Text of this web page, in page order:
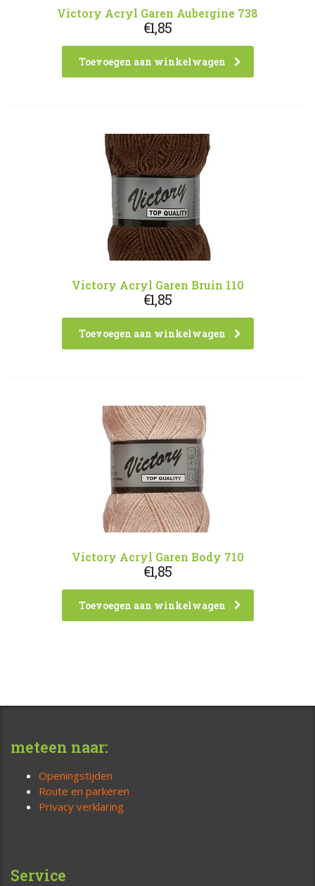
Victory Acryl Garen Aubergine 738
€1,85
Toevoegen aan winkelwagen
Victory Acryl Garen Bruin 110
€1,85
Toevoegen aan winkelwagen
Victory Acryl Garen Body 710
€1,85
Toevoegen aan winkelwagen
meteen naar:
Openingstijden
Route en parkeren
Privacy verklaring
Service